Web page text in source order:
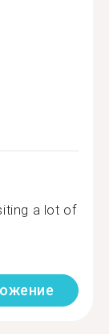
a lot of